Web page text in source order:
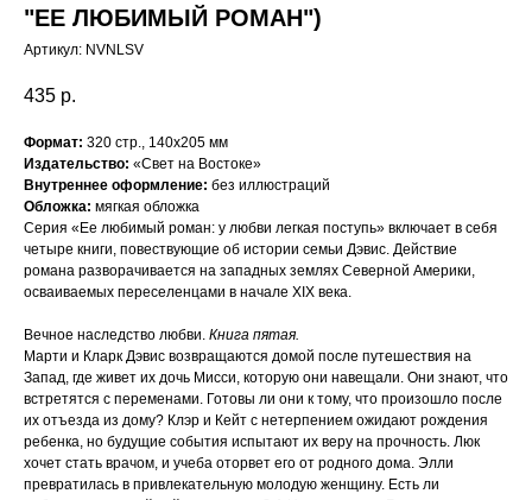
"ЕЕ ЛЮБИМЫЙ РОМАН")
Артикул: NVNLSV
435 р.
Формат: 320 стр., 140х205 мм
Издательство: «Свет на Востоке»
Внутреннее оформление: без иллюстраций
Обложка: мягкая обложка
Серия «Ее любимый роман: у любви легкая поступь» включает в себя
четыре книги, повествующие об истории семьи Дэвис. Действие
романа разворачивается на западных землях Северной Америки,
осваиваемых переселенцами в начале ХIX века.
Вечное наследство любви. Книга пятая.
Марти и Кларк Дэвис возвращаются домой после путешествия на
Запад, где живет их дочь Мисси, которую они навещали. Они знают, что
встретятся с переменами. Готовы ли они к тому, что произошло после
их отъезда из дому? Клэр и Кейт с нетерпением ожидают рождения
ребенка, но будущие события испытают их веру на прочность. Люк
хочет стать врачом, и учеба оторвет его от родного дома. Элли
превратилась в привлекательную молодую женщину. Есть ли